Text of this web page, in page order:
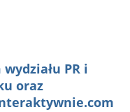
PR i
oraz